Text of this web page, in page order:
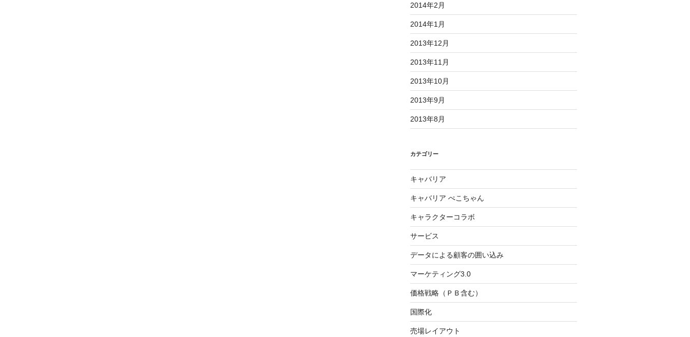
2014年2月
2014年1月
2013年12月
2013年11月
2013年10月
2013年9月
2013年8月
カテゴリー
キャバリア
キャバリア ぺこちゃん
キャラクターコラボ
サービス
データによる顧客の囲い込み
マーケティング3.0
価格戦略（ＰＢ含む）
国際化
売場レイアウト